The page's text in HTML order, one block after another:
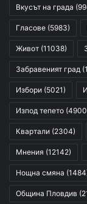
Вкусът на града
Гласове (5983)
Живот (11038)
Забравеният град
Избори (5021)
Изпод тепето
Квартали (2304)
Мнения (12142)
Нощна смяна
Община Пловдив